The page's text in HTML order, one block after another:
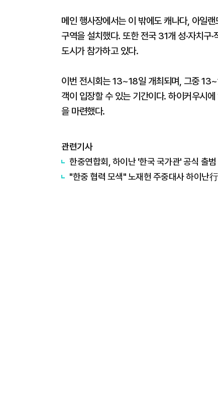
메인 행사장에서는 이 밖에도 캐나다, 아일
구역을 설치했다. 또한 전국 31개 성·자치구
도시가 참가하고 있다.
이번 전시회는 13~18일 개최되며, 그중
객이 입장할 수 있는 기간이다. 하이커우시
을 마련했다.
관련기사
한중연합회, 하이난 '한국 국가관' 공식 출범
"한중 협력 모색" 노재헌 주중대사 하이난行